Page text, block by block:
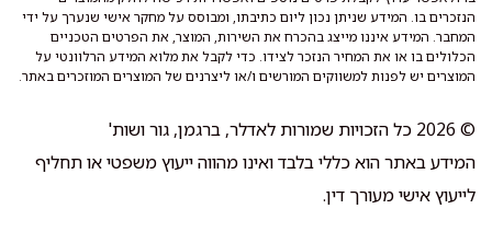
הנזכרים בו. המידע שניתן נכון ליום כתיבתו, ומבוסס על מחקר אישי שנערך על ידי
המחבר. המידע איננו מייצג בהכרח את השירות, המוצר, את הפרטים הטכניים
הכלולים בו או את המחיר הנזכר לצידו. כדי לקבל את מלוא המידע הרלוונטי על
המוצרים יש לפנות למשווקים המורשים ו/או ליצרנים של המוצרים המוזכרים באתר.
© 2026 כל הזכויות שמורות לאדלר, ברגמן, גור ושות'
המידע באתר הוא כללי בלבד ואינו מהווה ייעוץ משפטי או תחליף
לייעוץ אישי מעורך דין.